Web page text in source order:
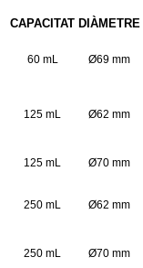
CAPACITAT DIÀMETRE
60 mL Ø69 mm
125 mL Ø62 mm
125 mL Ø70 mm
250 mL Ø62 mm
250 mL Ø70 mm